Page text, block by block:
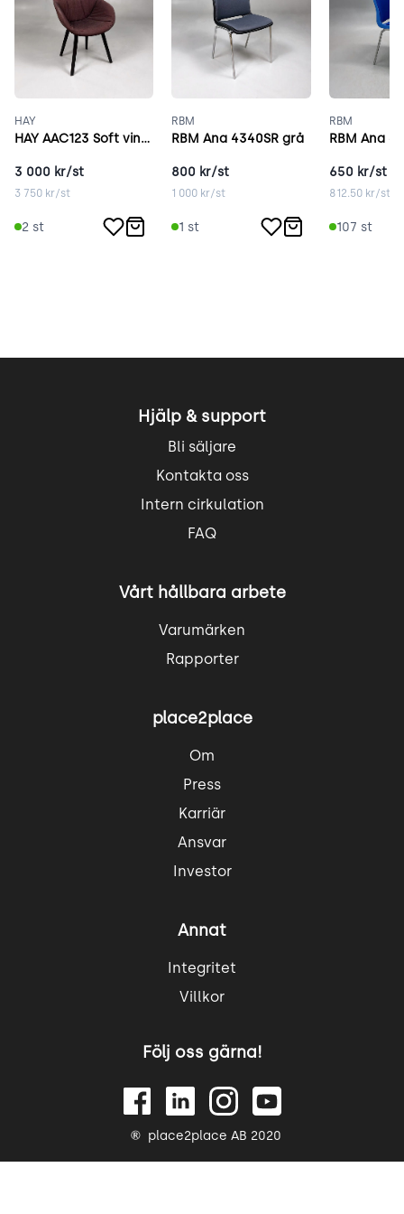
HAY
HAY AAC123 Soft vinröd
3 000 kr/st
3 750 kr/st
2 st
RBM
RBM Ana 4340SR grå
800 kr/st
1 000 kr/st
1 st
RBM
RBM Ana
650 kr/st
812.50kr/st
107 st
Hjälp & support
Bli säljare
Kontakta oss
Intern cirkulation
FAQ
Vårt hållbara arbete
Varumärken
Rapporter
place2place
Om
Press
Karriär
Ansvar
Investor
Annat
Integritet
Villkor
Följ oss gärna!
place2place AB 2020